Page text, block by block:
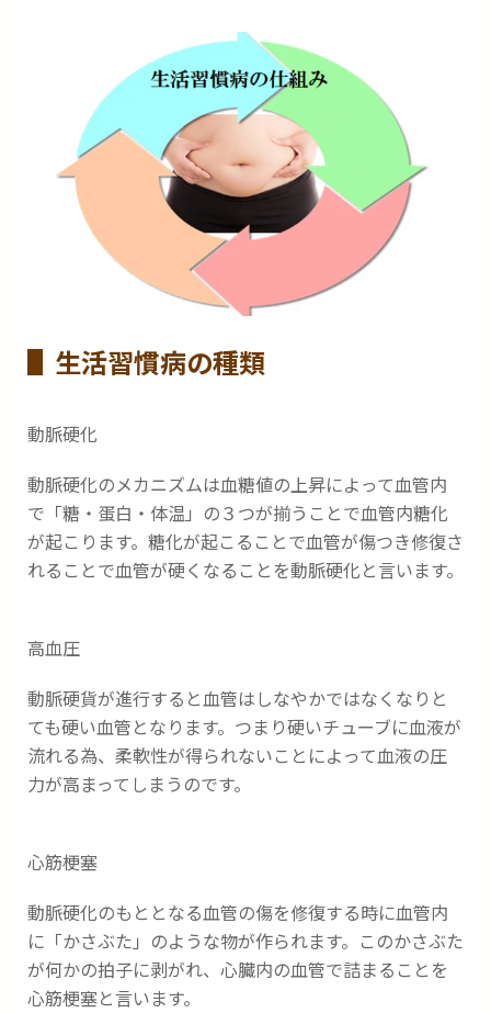
生活習慣病の種類
動脈硬化
動脈硬化のメカニズムは血糖値の上昇によって血管内
で「糖・蛋白・体温」の３つが揃うことで血管内糖化
が起こります。糖化が起こることで血管が傷つき修復さ
れることで血管が硬くなることを動脈硬化と言います。
高血圧
動脈硬貨が進行すると血管はしなやかではなくなりと
ても硬い血管となります。つまり硬いチューブに血液が
流れる為、柔軟性が得られないことによって血液の圧
力が高まってしまうのです。
心筋梗塞
動脈硬化のもととなる血管の傷を修復する時に血管内
に「かさぶた」のような物が作られます。このかさぶた
が何かの拍子に剥がれ、心臓内の血管で詰まることを
心筋梗塞と言います。